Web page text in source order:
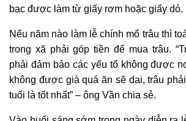
bạc được làm từ giấy rơm hoặc giấy dó.
Nếu năm nào làm lễ chính mổ trâu thì
trong xã phải góp tiền để mua trâu.
phải đảm bảo các yếu tố không được
không được già quá ăn sẽ dai, trâu
tuổi là tốt nhất” – ông Vần chia sẻ.